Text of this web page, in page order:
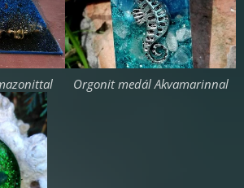
Orgonit medál Akvamarinnal